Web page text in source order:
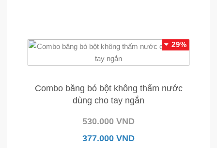
29%
Combo băng bó bột không thấm nước
dùng cho tay ngắn
530.000 VND
377.000 VND